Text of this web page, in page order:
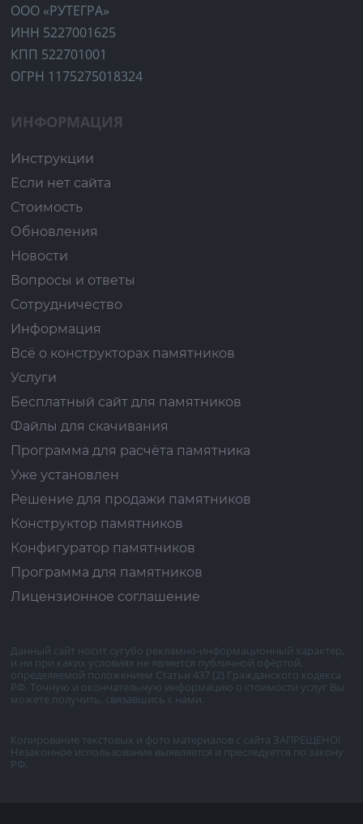
ООО «РУТЕГРА»
ИНН 5227001625
КПП 522701001
ОГРН 1175275018324
ИНФОРМАЦИЯ
Инструкции
Если нет сайта
Стоимость
Обновления
Новости
Вопросы и ответы
Сотрудничество
Информация
Всё о конструкторах памятников
Услуги
Бесплатный сайт для памятников
Файлы для скачивания
Программа для расчёта памятника
Уже установлен
Решение для продажи памятников
Конструктор памятников
Конфигуратор памятников
Программа для памятников
Лицензионное соглашение
Данный сайт носит сугубо рекламно-информационный характер,
и ни при каких условиях не является публичной офёртой,
определяемой положением Статьи 437 (2) Гражданского кодекса
РФ. Точную и окончательную информацию о стоимости услуг Вы
можете получить, связавшись с нами.
Копирование текстовых и фото материалов с сайта ЗАПРЕЩЕНО!
Незаконное использование выявляется и преследуется по закону
РФ.